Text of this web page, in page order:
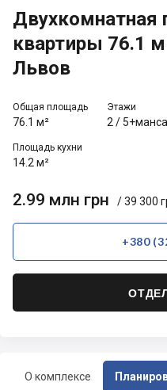
О комплексе
Двухкомнатная
квартиры 76.1
Львов
Общая площадь
76.1 м²
Этажи
2 /
Площадь кухни
14.2 м²
2.99 млн грн / 39 300
+380